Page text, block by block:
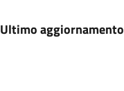
Ultimo aggiornamento